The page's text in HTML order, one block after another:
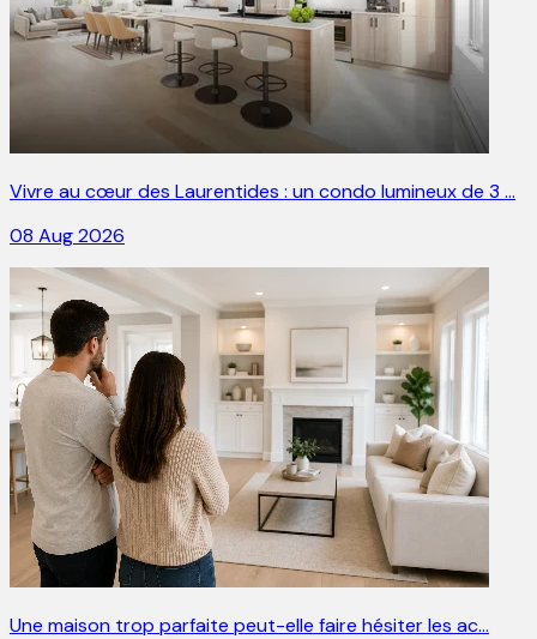
Vivre au cœur des Laurentides : un condo lumineux de 3 …
08 Aug 2026
Une maison trop parfaite peut-elle faire hésiter les ac…